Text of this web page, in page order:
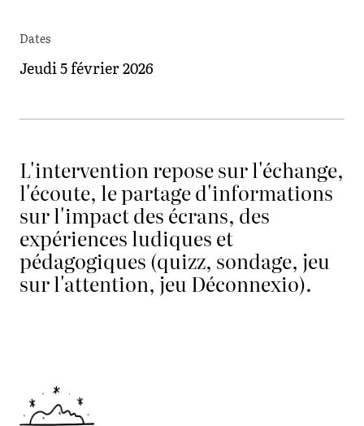
Dates
Jeudi 5 février 2026
L'intervention repose sur l'échange,
l'écoute, le partage d'informations
sur l'impact des écrans, des
expériences ludiques et
pédagogiques (quizz, sondage, jeu
sur l'attention, jeu Déconnexio).